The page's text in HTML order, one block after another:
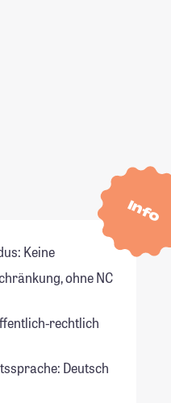
Info
Keine
ohne NC
rechtlich
Deutsch